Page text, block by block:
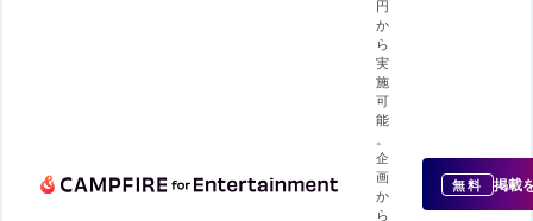
円
か
ら
実
施
可
能
企
画
か
ら
無料 掲載